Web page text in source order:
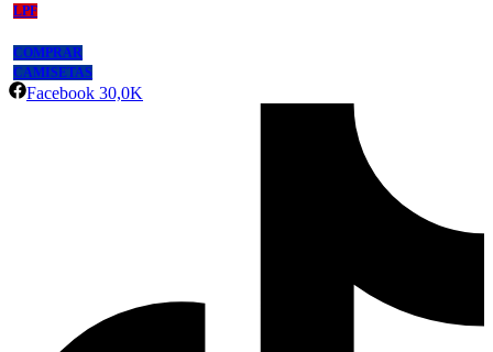
LPF
COMPRAR
CAMISETAS
Facebook 30,0K